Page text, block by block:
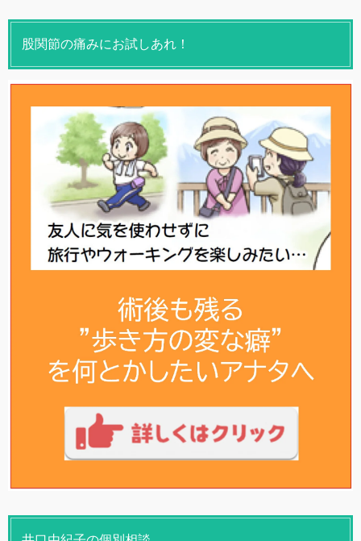
股関節の痛みにお試しあれ！